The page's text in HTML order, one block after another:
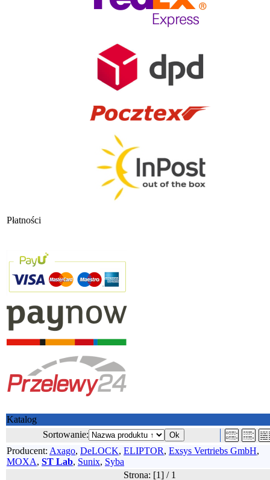
Płatności
Katalog
Sortowanie:
Producent: Axago, DeLOCK, ELIPTOR, Exsys Vertriebs GmbH,
MOXA, ST Lab, Sunix, Syba
Strona: [1] / 1